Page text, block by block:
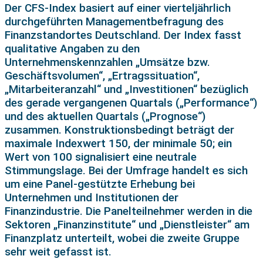
Der CFS-Index basiert auf einer vierteljährlich
durchgeführten Managementbefragung des
Finanzstandortes Deutschland. Der Index fasst
qualitative Angaben zu den
Unternehmenskennzahlen „Umsätze bzw.
Geschäftsvolumen“, „Ertragssituation“,
„Mitarbeiteranzahl“ und „Investitionen“ bezüglich
des gerade vergangenen Quartals („Performance“)
und des aktuellen Quartals („Prognose“)
zusammen. Konstruktionsbedingt beträgt der
maximale Indexwert 150, der minimale 50; ein
Wert von 100 signalisiert eine neutrale
Stimmungslage. Bei der Umfrage handelt es sich
um eine Panel-gestützte Erhebung bei
Unternehmen und Institutionen der
Finanzindustrie. Die Panelteilnehmer werden in die
Sektoren „Finanzinstitute“ und „Dienstleister“ am
Finanzplatz unterteilt, wobei die zweite Gruppe
sehr weit gefasst ist.